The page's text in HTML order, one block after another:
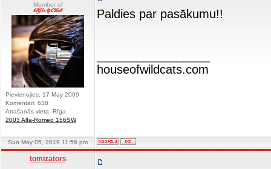
Member of
Pievienojies: 17 May 2009
Komentāri: 638
Atrašanās vieta: Rīga
2003 Alfa-Romeo 156SW
Paldies par pasākumu!!
houseofwildcats.com
Sun May 05, 2019 11:58 pm
tomizators